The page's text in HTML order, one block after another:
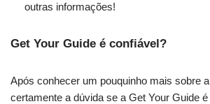
outras informações!
Get Your Guide é confiável?
Após conhecer um pouquinho mais sobre
certamente a dúvida se a Get Your Guide